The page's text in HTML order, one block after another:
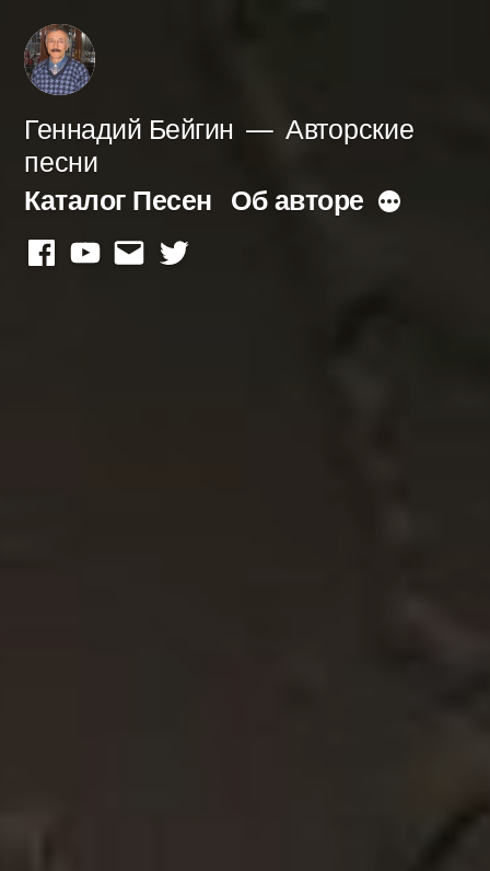
Перейти
содержимому
Геннадий Бейгин
Авторские
песни
Каталог Песен Об авторе Больше
facebook
youtube
mail twitter